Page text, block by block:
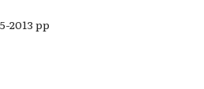
2013 рр